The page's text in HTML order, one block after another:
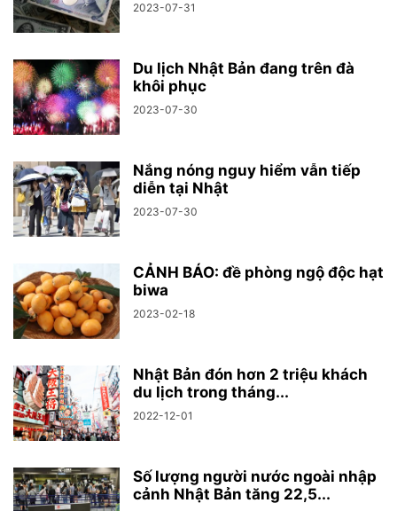
2023-07-31
Du lịch Nhật Bản đang trên đà
khôi phục
2023-07-30
Nắng nóng nguy hiểm vẫn tiếp
diễn tại Nhật
2023-07-30
CẢNH BÁO: đề phòng ngộ độc hạt
biwa
2023-02-18
Nhật Bản đón hơn 2 triệu khách
du lịch trong tháng...
2022-12-01
Số lượng người nước ngoài nhập
cảnh Nhật Bản tăng 22,5...